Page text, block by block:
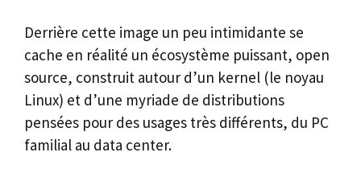
Derrière cette image un peu intimidante se
cache en réalité un écosystème puissant, open
source, construit autour d’un kernel (le noyau
Linux) et d’une myriade de distributions
pensées pour des usages très différents, du PC
familial au data center.